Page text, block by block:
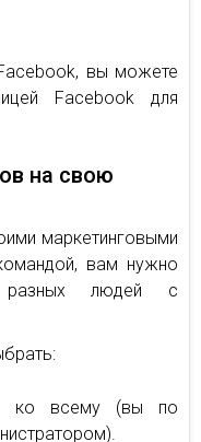
вы можете
Facebook для
на свою
маркетинговыми
вам нужно
разных людей с
ко всему (вы по